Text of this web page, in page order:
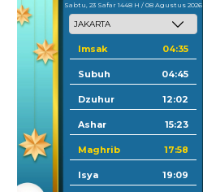
Sabtu, 23 Safar 1448 H / 08 Agustus 2026
Imsak 04:35
Subuh 04:45
Dzuhur 12:02
Ashar 15:23
Maghrib 17:58
Isya 19:09